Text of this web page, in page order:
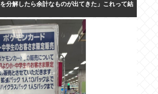
分解したら余計なものが出てきた」これって結